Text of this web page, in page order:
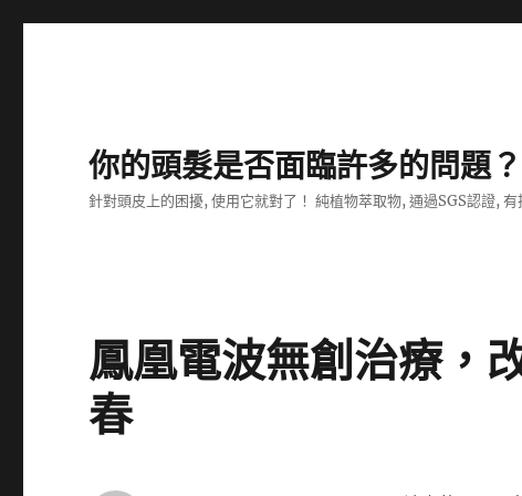
你的頭髮是否面臨許多的問題？
針對頭皮上的困擾, 使用它就對了！ 純植物萃取物, 通過SGS認證,
鳳凰電波無創治療，
春